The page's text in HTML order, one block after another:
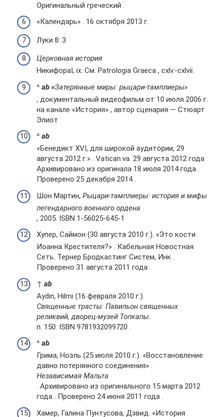
Оригинальный греческий .
«Календарь» . 16 октября 2013 г.
Луки 8: 3
Церковная история
НикифораI, ix. См. Patrologia Graeca , cxlv.-cxlvii.
^ ab «Затерянные миры: рыцари-тамплиеры»
, документальный видеофильм от 10 июля 2006 г.
на канале «История» , автор сценария — Стюарт
Элиот
^ ab
«Бенедикт XVI, для широкой аудитории, 29
августа 2012 г.» . Vatican.va. 29 августа 2012 года
Архивировано из оригинала 18 июля 2014 года .
Проверено 25 декабря 2014 .
Шон Мартин, Рыцари-тамплиеры: история и мифы
легендарного военного ордена
, 2005. ISBN 1-56025-645-1
Хупер, Саймон (30 августа 2010 г.). «Это кости
Иоанна Крестителя?» . Кабельная Новостная
Сеть. Тернер Бродкастинг Систем, Инк .
Проверено 31 августа 2011 года .
↑ ab
Aydın, Hilmi (16 февраля 2010 г.).
Священные трасты: Павильон священных
реликвий, дворец-музей Топкапы.
п. 150. ISBN 9781932099720 .
^ ab
Грима, Ноэль (25 июля 2010 г.). «Восстановление
давно потерянного соединения» .
Независимая Мальта
. Архивировано из оригинального 15 марта 2012
года . Проверено 24 июня 2011 года .
Хамер, Галина Пунтусова, Дэвид. «История